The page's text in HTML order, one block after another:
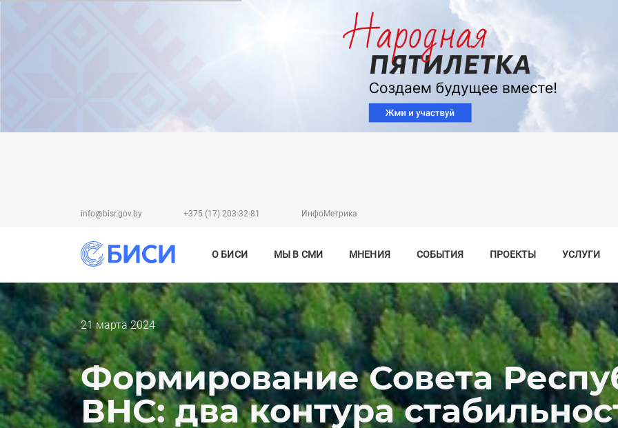
к
основному
содержанию
info@bisr.gov.by +375 (17) 203-32-81 ИнфоМетрика
О БИСИ МЫ В СМИ МНЕНИЯ СОБЫТИЯ ПРОЕКТЫ УСЛУГИ
Дата
публикации
21 марта 2024
Формирование Совета
ВНС: два контура